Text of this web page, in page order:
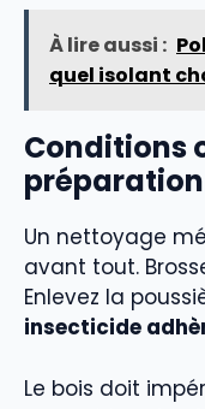
À lire aussi :
quel isolant
Conditions
Un nettoyage
avant tout.
Enlevez la
insecticide
Le bois doit